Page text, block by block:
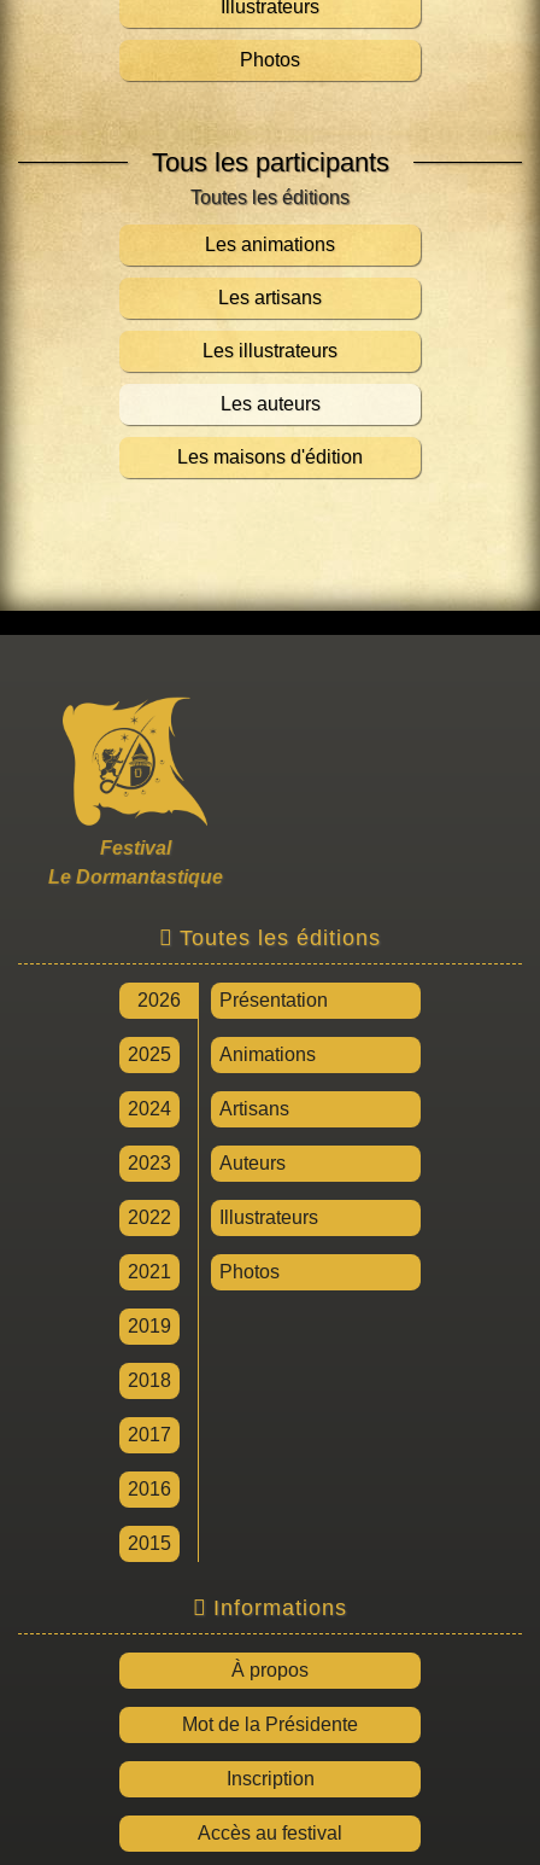
Illustrateurs
Photos
Tous les participants
Les animations
Les artisans
Les illustrateurs
Les auteurs
Les maisons d'édition
Festival
Le Dormantastique
Toutes les éditions
2026
2025
2024
2023
2022
2021
2019
2018
2017
2016
2015
Présentation
Animations
Artisans
Auteurs
Illustrateurs
Photos
Informations
À propos
Mot de la Présidente
Inscription
Accès au festival